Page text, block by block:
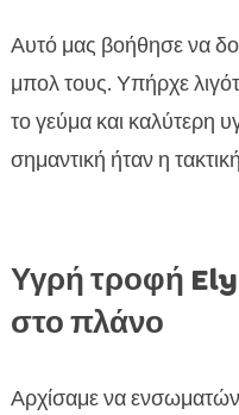
Αυτό μας βοήθησε να
μπολ τους. Υπήρχε
το γεύμα και καλύτερη
σημαντική ήταν η
Υγρή τροφή
στο πλάνο
Αρχίσαμε να